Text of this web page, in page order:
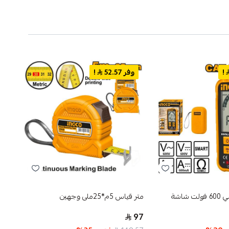
!
جهاز قياس رقمي 600 فولت شاشة
وفر 52.57 !
متر قياس 5م*25ملى وجهين
97